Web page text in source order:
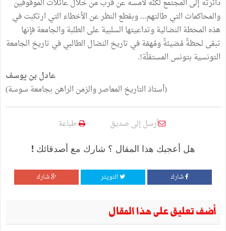
دائرته إلى المجتمع لكنّه لامسه عن قرب من خلال عائلات الموقوفين
والمحاكمات التي طالتهم... وبقطع النظر عن الأخطاء التي ارتكبت في
هذه المحطة النضالية وتداعيتها السلبية على الطلبة والجامعة فإنها
تبقى لحظةً مُضيئةً ومُهمّة في تاريخ النضال الطالبي في تاريخ الجامعة
التونسية بتونس المستقلّة!.
عادل بن يوسف
(أستاذ التاريخ المعاصر والزمن الراهن بجامعة سوسة)
أرسل إلى صديق طباعة
هل أعجبك هذا المقال ؟ شارك مع أصدقائك !
شارك التويتر شارك
أضف تعليق على هذا المقال